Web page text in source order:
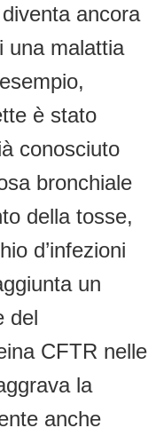
ancora
una malattia
è stato
conosciuto
bronchiale
della tosse,
d’infezioni
un
del
CFTR nelle
la
anche